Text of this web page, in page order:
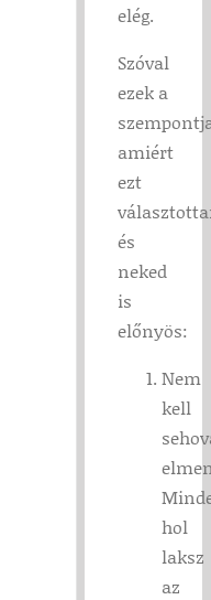
elég.
Szóval
ezek a
amiért
ezt
és
neked
is
előnyös:
Nem
kell
hol
laksz
az